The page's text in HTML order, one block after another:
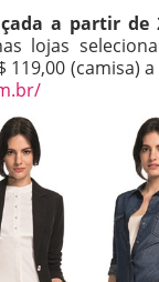
a partir de
lojas
(camisa) a